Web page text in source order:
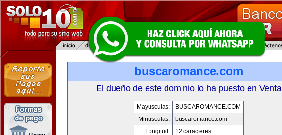
buscaromance.com
El dueño de este dominio lo ha puesto en Venta
Mayusculas:
BUSCAROMANCE.COM
Minusculas:
buscaromance.com
Longitud:
12 caracteres